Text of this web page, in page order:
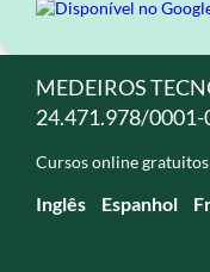
MEDEIROS
24.471.978/0001-
Cursos online
Inglês Espanhol